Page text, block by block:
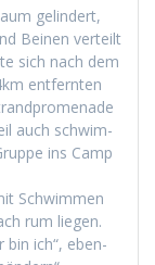
gelin­dert,
Beinen verteilt
sich nach dem
ent­fer­n­ten
auch schwim­
ins Camp
Schwim­men
rum liegen.
bin ich“, eben­